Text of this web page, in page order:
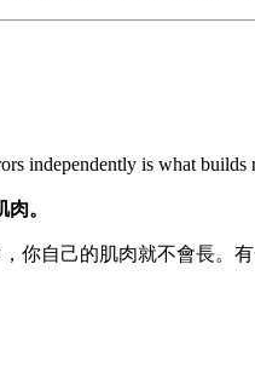
independently is what
。
你自己的肌肉就不會長。